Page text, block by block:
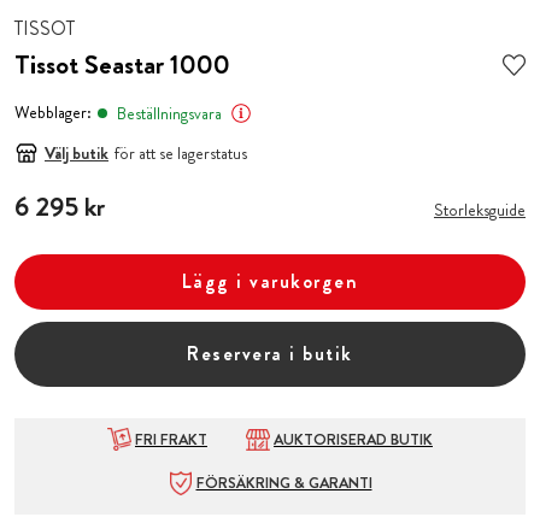
TISSOT
Tissot Seastar 1000
Webblager:
Beställningsvara
Välj butik för att se lagerstatus
Pris:6 295 kr
6 295 kr Storleksguide
Lägg i varukorgen
Reservera i butik
FRI FRAKT
AUKTORISERAD BUTIK
FÖRSÄKRING & GARANTI